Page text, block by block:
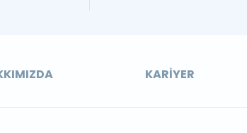
KARIYER